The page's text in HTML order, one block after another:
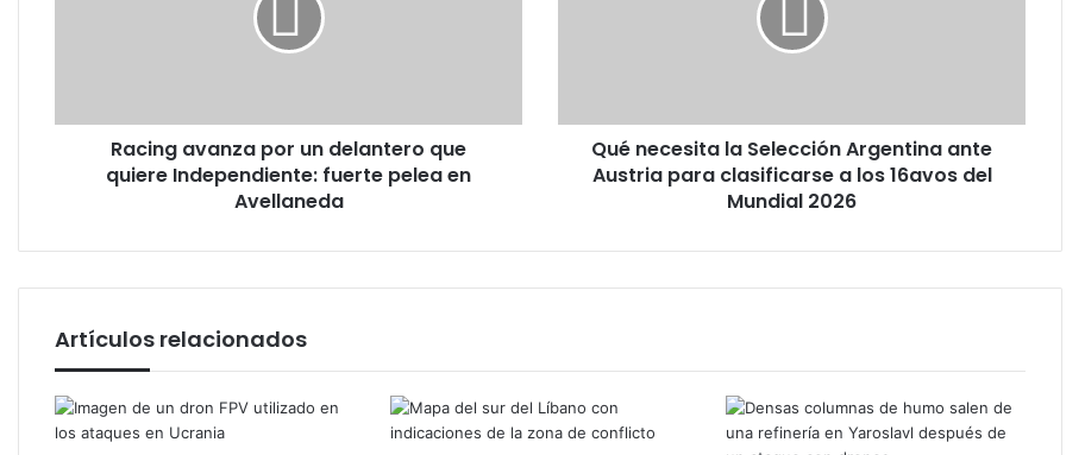
fuerte
Racing avanza por un delantero que
quiere Independiente: fuerte pelea en
Avellaneda
clasificarse
Qué necesita la Selección Argentina ante
Austria para clasificarse a los 16avos del
Mundial 2026
Artículos relacionados